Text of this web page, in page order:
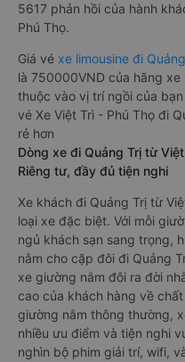
5617 phản hồi của hành
Phú Thọ.
Giá vé xe limousine đi
là 750000VND của hãng xe
thuộc vào vị trí ngồi của
vé Xe Việt Trì - Phú Thọ đi
rẻ hơn
Dòng xe đi Quảng Trị từ
Riêng tư, đầy đủ tiện nghi
Xe khách đi Quảng Trị từ
loại xe đặc biệt. Với mỗi
ngủ khách sạn sang trọng,
nằm cho cặp đôi đi Quảng
xe giường nằm đôi ra đời
cao của khách hàng về
giường nằm thông thường,
nhiều ưu điểm và tiện nghi
nghìn bộ phim giải trí, wifi,